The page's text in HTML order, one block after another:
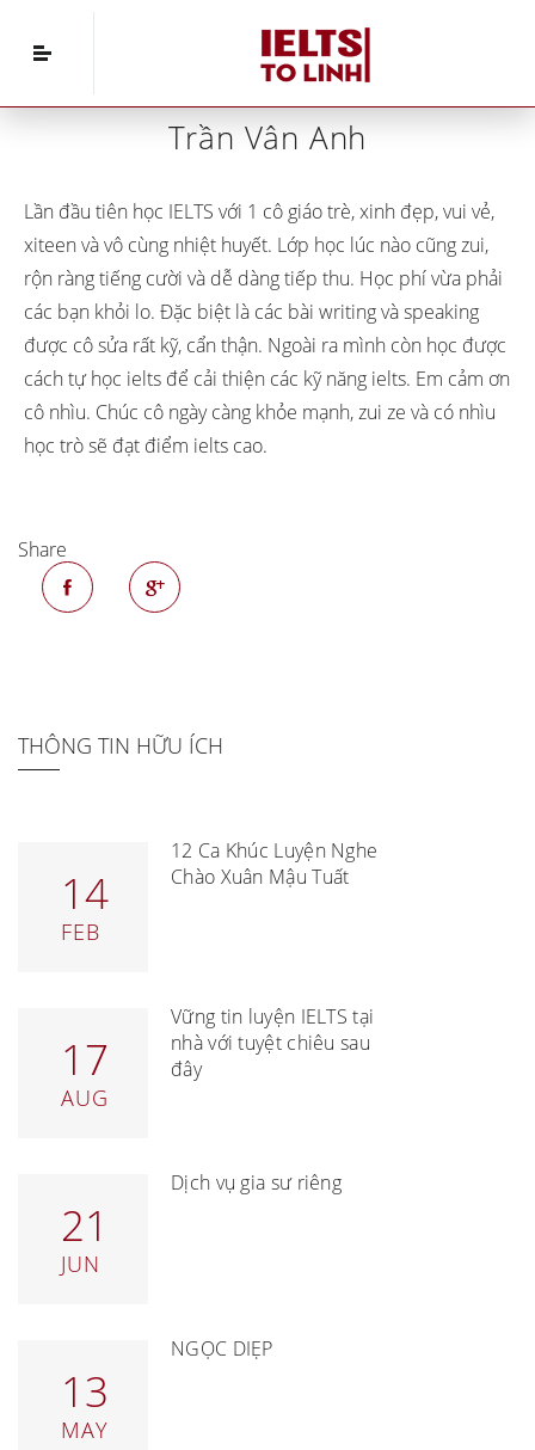
Thông tin hữu ích»Trần Vân Anh
Trần Vân Anh
Lần đầu tiên học IELTS với 1 cô giáo trè, xinh đẹp, vui vẻ,
xiteen và vô cùng nhiệt huyết. Lớp học lúc nào cũng zui,
rộn ràng tiếng cười và dễ dàng tiếp thu. Học phí vừa phải
các bạn khỏi lo. Đặc biệt là các bài writing và speaking
được cô sửa rất kỹ, cẩn thận. Ngoài ra mình còn học được
cách tự học ielts để cải thiện các kỹ năng ielts. Em cảm ơn
cô nhìu. Chúc cô ngày càng khỏe mạnh, zui ze và có nhìu
học trò sẽ đạt điểm ielts cao.
Share
THÔNG TIN HỮU ÍCH
14
FEB
12 Ca Khúc Luyện Nghe
Chào Xuân Mậu Tuất
17
AUG
Vững tin luyện IELTS tại
nhà với tuyệt chiêu sau
đây
21
JUN
Dịch vụ gia sư riêng
13
MAY
NGỌC DIỆP